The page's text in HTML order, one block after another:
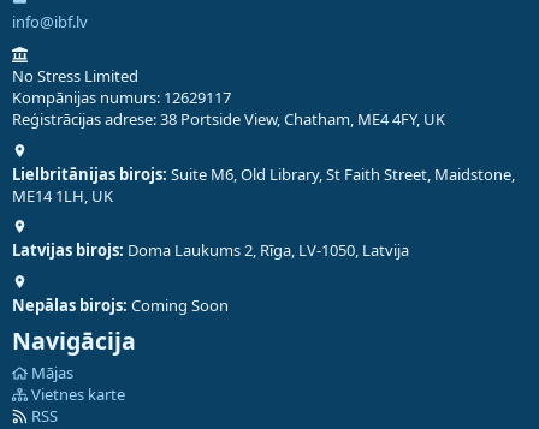
info@ibf.lv
No Stress Limited
Kompānijas numurs: 12629117
Reģistrācijas adrese: 38 Portside View, Chatham, ME4 4FY, UK
Lielbritānijas birojs: Suite M6, Old Library, St Faith Street, Maidstone,
ME14 1LH, UK
Latvijas birojs: Doma Laukums 2, Rīga, LV-1050, Latvija
Nepālas birojs: Coming Soon
Navigācija
Mājas
Vietnes karte
RSS